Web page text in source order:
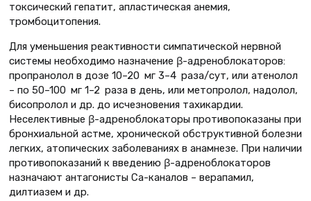
токсический гепатит, апластическая анемия,
тромбоцитопения.
Для уменьшения реактивности симпатической нервной
системы необходимо назначение β-адреноблокаторов:
пропранолол в дозе 10–20 мг 3–4 раза/сут, или атенолол
– по 50–100 мг 1–2 раза в день, или метопролол, надолол,
бисопролол и др. до исчезновения тахикардии.
Неселективные β-адреноблокаторы противопоказаны при
бронхиальной астме, хронической обструктивной болезни
легких, атопических заболеваниях в анамнезе. При наличии
противопоказаний к введению β-адреноблокаторов
назначают антагонисты Са-каналов – верапамил,
дилтиазем и др.